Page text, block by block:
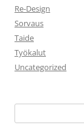
Re-Design
Sorvaus
Taide
Työkalut
Uncategorized